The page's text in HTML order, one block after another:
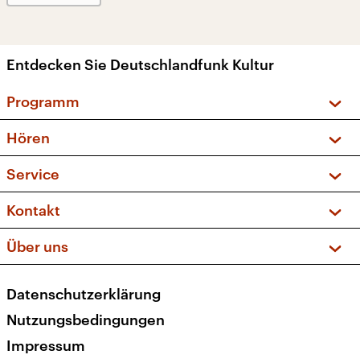
Entdecken Sie Deutschlandfunk Kultur
Programm
Sendungen und Podcasts
Musikliste
Kakadu – Das Kinderprogramm
Hören
Frequenzen (UKW + DAB+)
Service
FAQ
Apps
Newsletter
Veranstaltungen
Kontakt
Social Media
Über uns
Presse
Karriere
Transparenz
Datenschutzerklärung
Nutzungsbedingungen
Impressum